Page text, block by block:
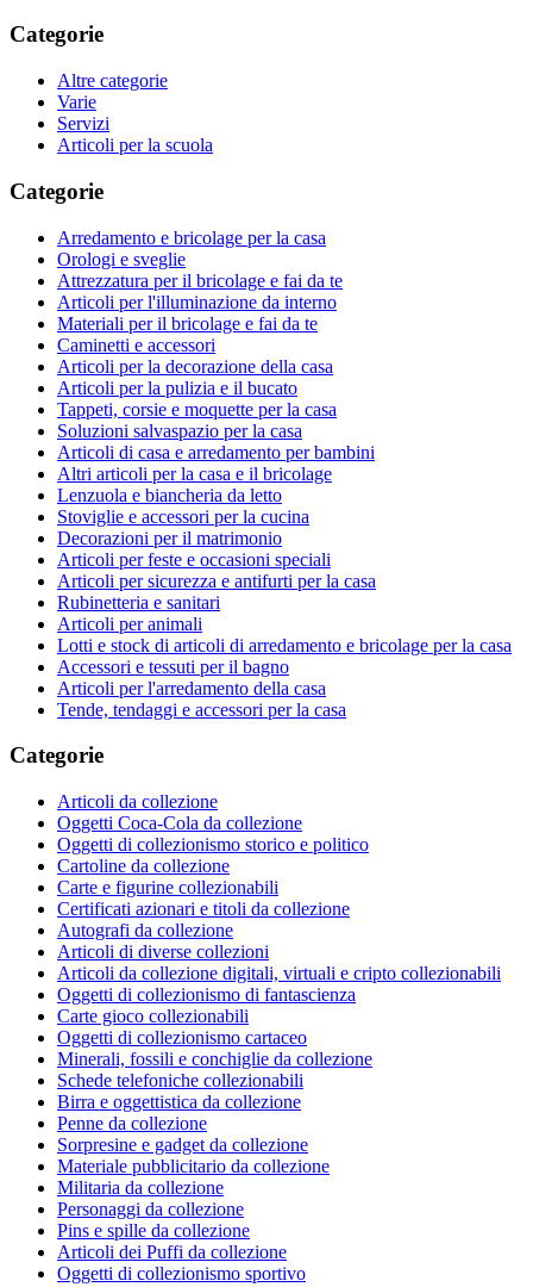
Categorie
Altre categorie
Varie
Servizi
Articoli per la scuola
Categorie
Arredamento e bricolage per la casa
Orologi e sveglie
Attrezzatura per il bricolage e fai da te
Articoli per l'illuminazione da interno
Materiali per il bricolage e fai da te
Caminetti e accessori
Articoli per la decorazione della casa
Articoli per la pulizia e il bucato
Tappeti, corsie e moquette per la casa
Soluzioni salvaspazio per la casa
Articoli di casa e arredamento per bambini
Altri articoli per la casa e il bricolage
Lenzuola e biancheria da letto
Stoviglie e accessori per la cucina
Decorazioni per il matrimonio
Articoli per feste e occasioni speciali
Articoli per sicurezza e antifurti per la casa
Rubinetteria e sanitari
Articoli per animali
Lotti e stock di articoli di arredamento e bricolage per la casa
Accessori e tessuti per il bagno
Articoli per l'arredamento della casa
Tende, tendaggi e accessori per la casa
Categorie
Articoli da collezione
Oggetti Coca-Cola da collezione
Oggetti di collezionismo storico e politico
Cartoline da collezione
Carte e figurine collezionabili
Certificati azionari e titoli da collezione
Autografi da collezione
Articoli di diverse collezioni
Articoli da collezione digitali, virtuali e cripto collezionabili
Oggetti di collezionismo di fantascienza
Carte gioco collezionabili
Oggetti di collezionismo cartaceo
Minerali, fossili e conchiglie da collezione
Schede telefoniche collezionabili
Birra e oggettistica da collezione
Penne da collezione
Sorpresine e gadget da collezione
Materiale pubblicitario da collezione
Militaria da collezione
Personaggi da collezione
Pins e spille da collezione
Articoli dei Puffi da collezione
Oggetti di collezionismo sportivo